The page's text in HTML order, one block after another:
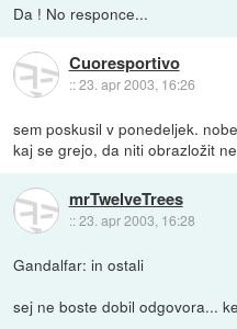
Da ! No responce...
Cuoresportivo
::23. apr 2003, 16:26
sem poskusil v ponedeljek.
kaj se grejo, da niti obrazložit
mrTwelveTrees
::23. apr 2003, 16:28
Gandalfar: in ostali
sej ne boste dobil odgovora...